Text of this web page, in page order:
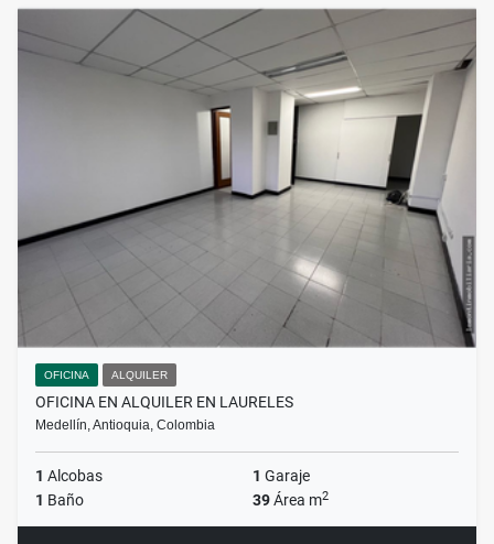
OFICINA ALQUILER
OFICINA EN ALQUILER EN LAURELES
Medellín, Antioquia, Colombia
1 Alcobas 1 Garaje
1 Baño 39Área m2